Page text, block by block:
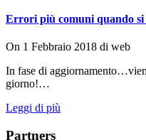
Errori più comuni quando si
On 1 Febbraio 2018 di web
In fase di
giorno!…
Leggi di più
Partners